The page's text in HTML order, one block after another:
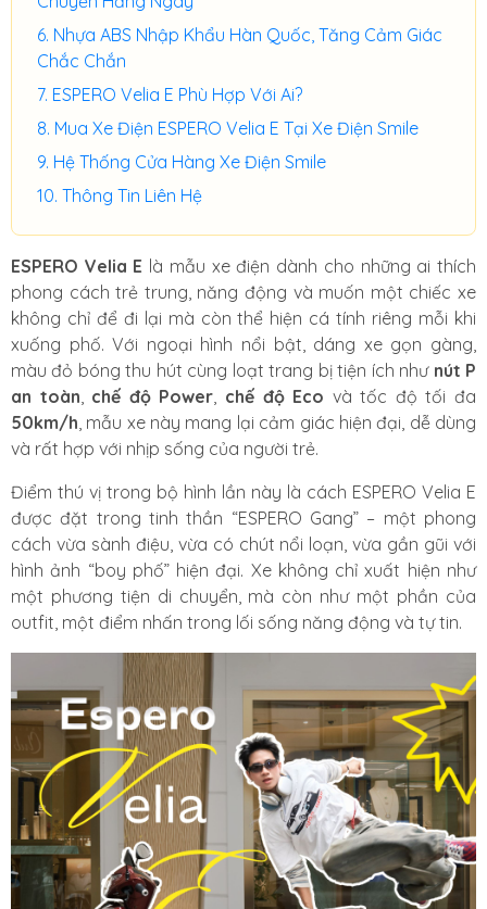
Nhựa ABS Nhập Khẩu Hàn Quốc, Tăng Cảm Giác
Chắc Chắn
ESPERO Velia E Phù Hợp Với Ai?
Mua Xe Điện ESPERO Velia E Tại Xe Điện Smile
Hệ Thống Cửa Hàng Xe Điện Smile
Thông Tin Liên Hệ
ESPERO Velia E là mẫu xe điện dành cho những ai thích
phong cách trẻ trung, năng động và muốn một chiếc xe
không chỉ để đi lại mà còn thể hiện cá tính riêng mỗi khi
xuống phố. Với ngoại hình nổi bật, dáng xe gọn gàng,
màu đỏ bóng thu hút cùng loạt trang bị tiện ích như nút P
an toàn, chế độ Power, chế độ Eco và tốc độ tối đa
50km/h, mẫu xe này mang lại cảm giác hiện đại, dễ dùng
và rất hợp với nhịp sống của người trẻ.
Điểm thú vị trong bộ hình lần này là cách ESPERO Velia E
được đặt trong tinh thần “ESPERO Gang” – một phong
cách vừa sành điệu, vừa có chút nổi loạn, vừa gần gũi với
hình ảnh “boy phố” hiện đại. Xe không chỉ xuất hiện như
một phương tiện di chuyển, mà còn như một phần của
outfit, một điểm nhấn trong lối sống năng động và tự tin.